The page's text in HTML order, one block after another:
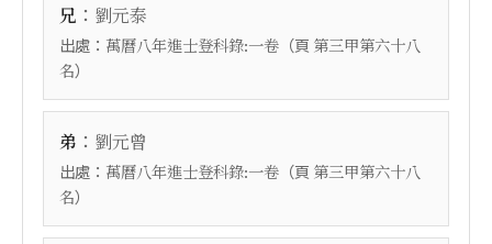
兄 ： 劉元泰
出處： 萬曆八年進士登科錄:一卷 （頁 第三甲第六十八
名）
弟 ： 劉元曾
出處： 萬曆八年進士登科錄:一卷 （頁 第三甲第六十八
名）